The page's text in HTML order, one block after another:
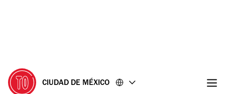
CIUDAD DE MÉXICO